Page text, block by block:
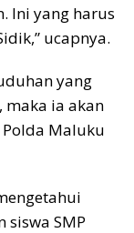
Ini yang harus
ucapnya.
yang
maka ia akan
Maluku
siswa SMP